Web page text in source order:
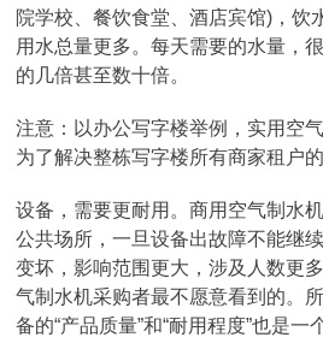
院学校、餐饮食堂、酒店宾馆)，饮
用水总量更多。每天需要的水量，
的几倍甚至数十倍。
注意：以办公写字楼举例，实用空
为了解决整栋写字楼所有商家租户的
设备，需要更耐用。商用空气制水
公共场所，一旦设备出故障不能继
变坏，影响范围更大，涉及人数更
气制水机采购者最不愿意看到的。
备的“产品质量”和“耐用程度”也是一